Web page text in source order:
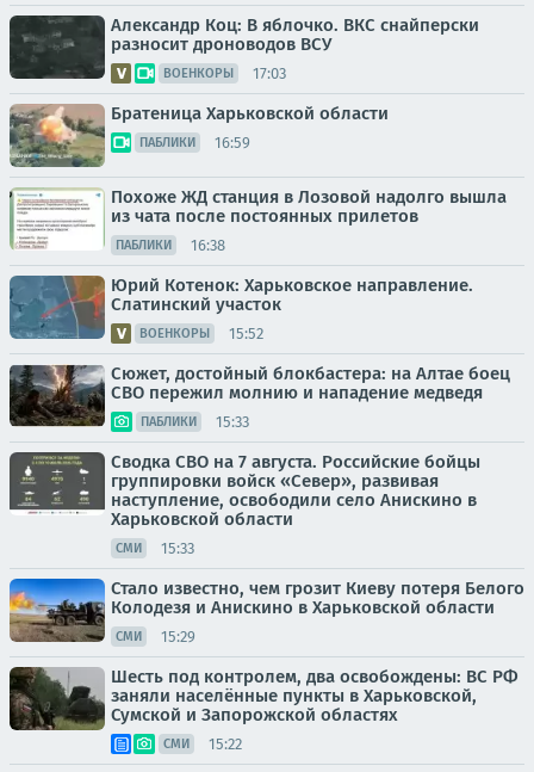
Александр Коц: В яблочко. ВКС снайперски
разносит дроноводов ВСУ
ВОЕНКОРЫ 17:03
Братеница Харьковской области
ПАБЛИКИ 16:59
Похоже ЖД станция в Лозовой надолго вышла
из чата после постоянных прилетов
ПАБЛИКИ 16:38
Юрий Котенок: Харьковское направление.
Слатинский участок
ВОЕНКОРЫ 15:52
Сюжет, достойный блокбастера: на Алтае боец
СВО пережил молнию и нападение медведя
ПАБЛИКИ 15:33
Сводка СВО на 7 августа. Российские бойцы
группировки войск «Север», развивая
наступление, освободили село Анискино в
Харьковской области
СМИ 15:33
Стало известно, чем грозит Киеву потеря Белого
Колодезя и Анискино в Харьковской области
СМИ 15:29
Шесть под контролем, два освобождены: ВС РФ
заняли населённые пункты в Харьковской,
Сумской и Запорожской областях
СМИ 15:22